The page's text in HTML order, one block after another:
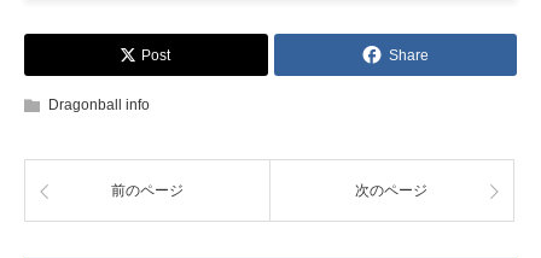
Post Share
Dragonball info
前のページ 次のページ